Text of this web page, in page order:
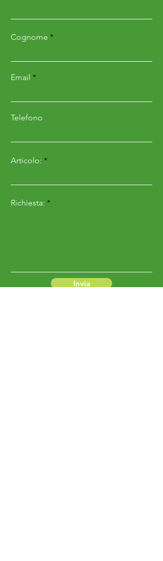
Cognome
Email
Telefono
Articolo:
Richiesta:
Invia